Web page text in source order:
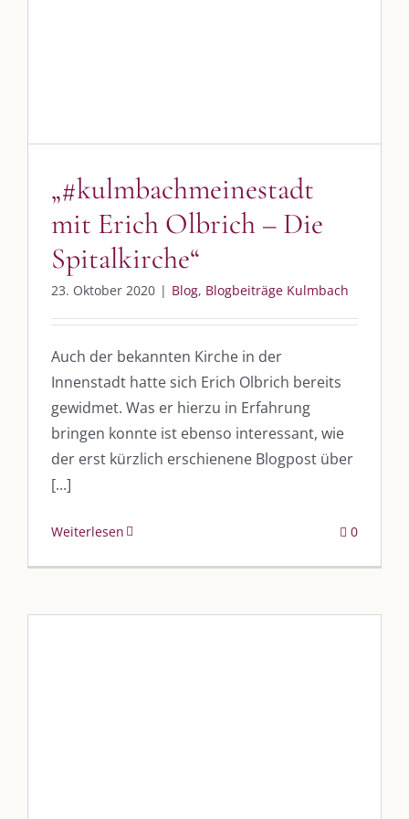
„#kulmbachmeinestadt
mit Erich Olbrich – Die
Spitalkirche“
23. Oktober 2020 | Blog, Blogbeiträge Kulmbach
Auch der bekannten Kirche in der
Innenstadt hatte sich Erich Olbrich bereits
gewidmet. Was er hierzu in Erfahrung
bringen konnte ist ebenso interessant, wie
der erst kürzlich erschienene Blogpost über
[...]
Weiterlesen 0